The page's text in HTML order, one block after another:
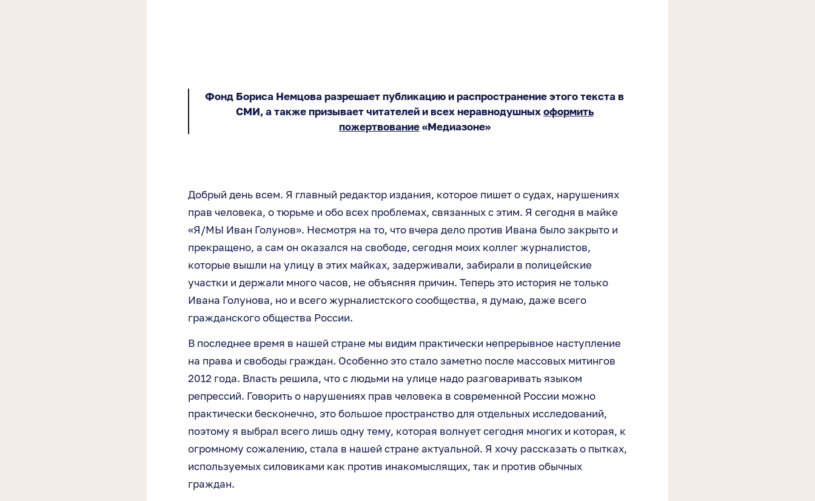
Фонд Бориса Немцова разрешает публикацию и распространение этого текста в
СМИ, а также призывает читателей и всех неравнодушныхоформить
пожертвование«Медиазоне»
Добрый день всем. Я главный редактор издания, которое пишет о судах, нарушениях
прав человека, о тюрьме и обо всех проблемах, связанных с этим. Я сегодня в майке
«Я/МЫ Иван Голунов». Несмотря на то, что вчера дело против Ивана было закрыто и
прекращено, а сам он оказался на свободе, сегодня моих коллег журналистов,
которые вышли на улицу в этих майках, задерживали, забирали в полицейские
участки и держали много часов, не объясняя причин. Теперь это история не только
Ивана Голунова, но и всего журналистского сообщества, я думаю, даже всего
гражданского общества России.
В последнее время в нашей стране мы видим практически непрерывное наступление
на права и свободы граждан. Особенно это стало заметно после массовых митингов
2012 года. Власть решила, что с людьми на улице надо разговаривать языком
репрессий. Говорить о нарушениях прав человека в современной России можно
практически бесконечно, это большое пространство для отдельных исследований,
поэтому я выбрал всего лишь одну тему, которая волнует сегодня многих и которая, к
огромному сожалению, стала в нашей стране актуальной. Я хочу рассказать о пытках,
используемых силовиками как против инакомыслящих, так и против обычных
граждан.